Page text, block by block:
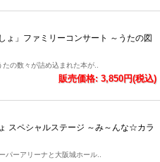
ょ」ファミリーコンサート ～うたの図
の数々が詰め込まれた本が..
販売価格: 3,850円(税込)
スペシャルステージ ～み～んな☆カラ
パーアリーナと大阪城ホール..